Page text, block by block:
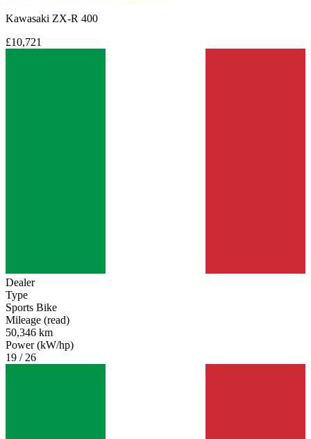
Kawasaki ZX-R 400
£10,721
Dealer
Type
Sports Bike
Mileage (read)
50,346 km
Power (kW/hp)
19 / 26